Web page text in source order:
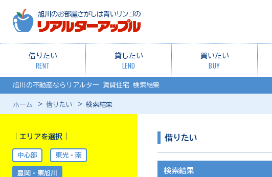
借りたい
RENT
貸したい
LEND
買いたい
BUY
旭川の不動産ならリアルター 賃貸住宅 検索結果
ホーム 借りたい 検索結果
｜エリアを選択｜
中心部 東光・南
豊岡・東旭川
借りたい
検索結果